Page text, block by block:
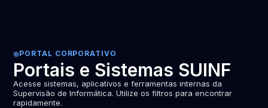
PORTAL CORPORATIVO
Portais e Sistemas SUINF
Acesse sistemas, aplicativos e ferramentas internas da
Supervisão de Informática. Utilize os filtros para encontrar
rapidamente.